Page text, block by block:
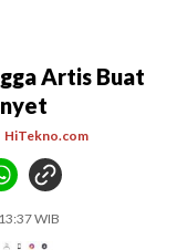
Artis Buat
HiTekno.com
WIB